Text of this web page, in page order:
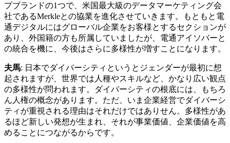
プブランドの1つで、米国最大級のデータマーケティング会
社であるMerkleとの協業を進化させていきます。もともと電
通デジタルにはグローバル企業をお客様とするセクションが
あり、外国籍の方も所属していましたが、電通アイソバーと
の統合を機に、今後はさらに多様性が増すことになります。
夫馬: 日本でダイバーシティというとジェンダーが最初に想
起されますが、世界では人種やスキルなど、かなり広い観点
の多様性が問われます。ダイバーシティの根底には、もちろ
ん人権の概念があります。ただ、いま企業経営でダイバーシ
ティが重視される理由はそれだけではありせん。多様性があ
るほど新しい発想が生まれ、それが事業価値、企業価値を高
めることにつながるからです。